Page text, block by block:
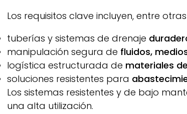
Los requisitos clave incluyen, entre
tuberías y sistemas de drenaje
manipulación segura de fluidos,
logística estructurada de materiales
soluciones resistentes para
Los sistemas resistentes y de bajo
una alta utilización.